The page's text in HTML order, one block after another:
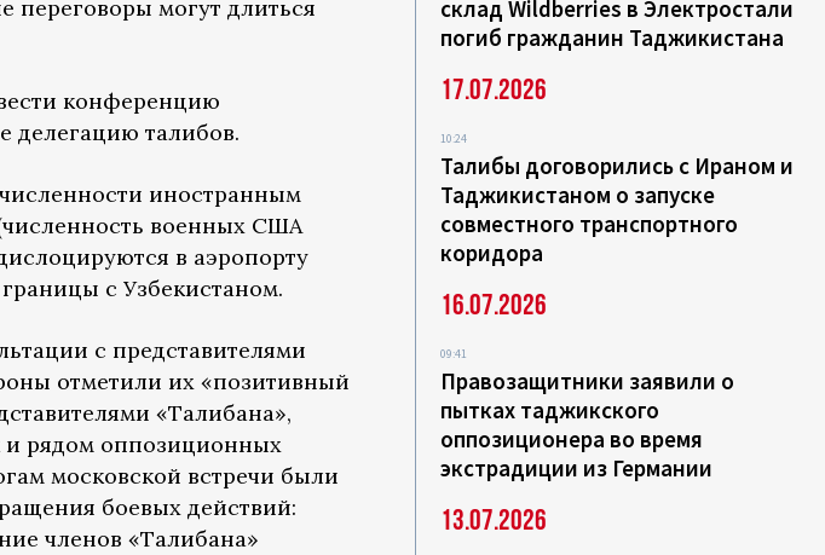
переговоры могут длиться
конференцию
делегацию талибов.
иностранным
военных США
в аэропорту
с Узбекистаном.
с представителями
отметили их «позитивный
«Талибана»,
и рядом оппозиционных
московской встречи были
боевых действий:
членов «Талибана»
склад Wildberries в Электростали
погиб гражданин Таджикистана
17.07.2026
10:24
Талибы договорились с Ираном и
Таджикистаном о запуске
совместного транспортного
коридора
16.07.2026
09:41
Правозащитники заявили о
пытках таджикского
оппозиционера во время
экстрадиции из Германии
13.07.2026